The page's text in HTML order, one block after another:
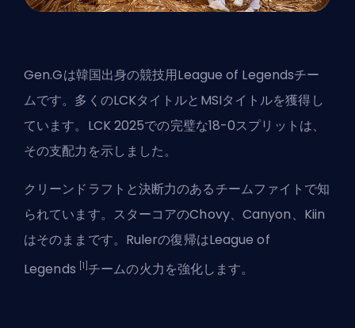
Gen.Gは韓国出身の競技用League of Legendsチー
ムです。多くのLCKタイトルとMSIタイトルを獲得し
ています。LCK 2025での完璧な18-0スプリットは、
その支配力を示しました。
クリーンドラフトと決断力のあるチームファイトで知
られています。スターコアのChovy、Canyon、Kiin
はそのままです。Rulerの復帰はLeague of
Legends [1] チームの火力を強化します。